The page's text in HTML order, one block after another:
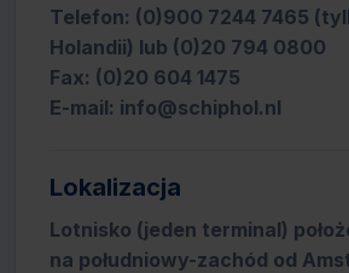
Telefon: (0)900 7244 7465
Holandii) lub (0)20 794 0800
Fax: (0)20 604 1475
E-mail: info@schiphol.nl
Lokalizacja
Lotnisko (jeden terminal)
na południowy-zachód od